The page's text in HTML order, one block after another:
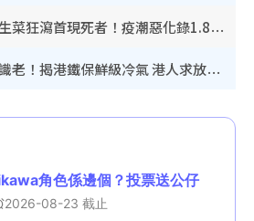
奪命寄生蟲｜食生菜狂瀉首現死者！疫潮惡化錄1.8萬宗病例 揭洗菜3大謬誤
內地客歎港人唔識老！揭港鐵保鮮級冷氣 港人求放過：咪投訴